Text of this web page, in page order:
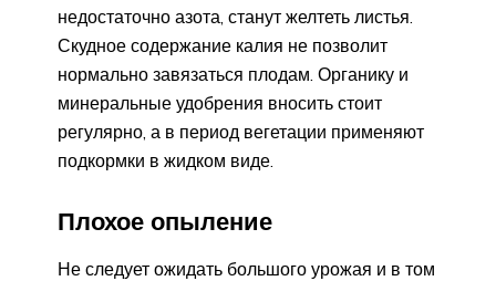
недостаточно азота, станут желтеть листья.
Скудное содержание калия не позволит
нормально завязаться плодам. Органику и
минеральные удобрения вносить стоит
регулярно, а в период вегетации применяют
подкормки в жидком виде.
Плохое опыление
Не следует ожидать большого урожая и в том